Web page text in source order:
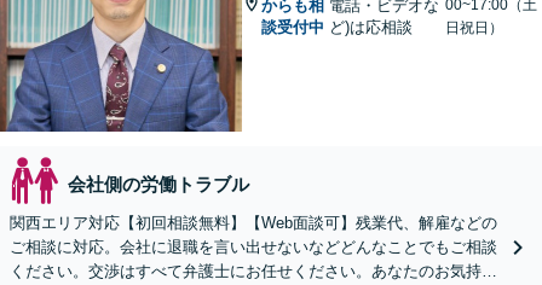
からも相
談受付中
電話・ビデオな
ど)は応相談
00~17:00（土
日祝日）
会社側の労働トラブル
関西エリア対応【初回相談無料】【Web面談可】残業代、解雇などの
ご相談に対応。会社に退職を言い出せないなどどんなことでもご相談
ください。交渉はすべて弁護士にお任せください。あなたのお気持ち